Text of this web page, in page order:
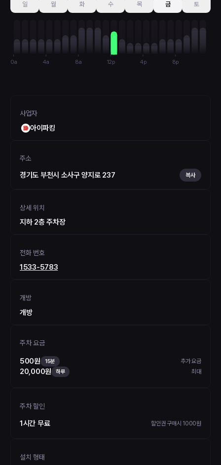
일 월 화 수 목 금 토
0a 4a 8a 12p 4p 8p
사업자
아이파킹
주소
경기도 부천시 소사구 양지로 237 복사
상세 위치
지하 2층 주차장
전화 번호
1533-5783
개방
개방
주차 요금
500원 15분 추가 요금
20,000원 하루 최대
주차 할인
1시간 무료 할인권 구매시 1000원
설치 형태